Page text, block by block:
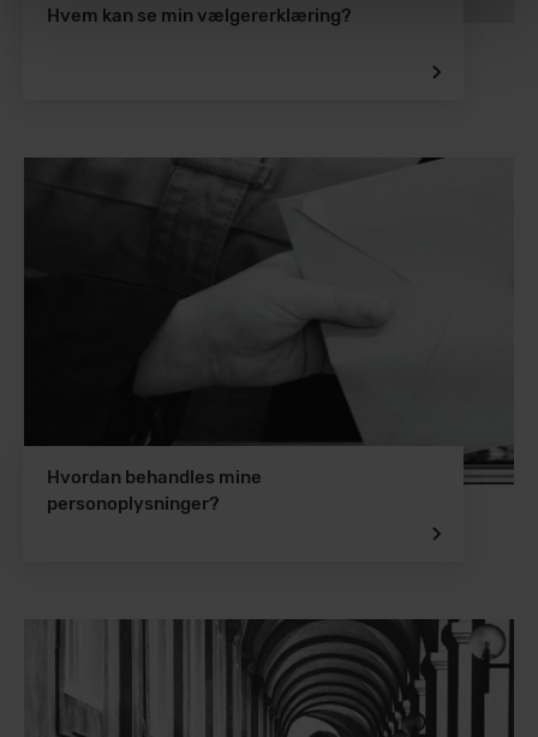
Hvem kan se min vælgererklæring?
Hvordan behandles mine
personoplysninger?